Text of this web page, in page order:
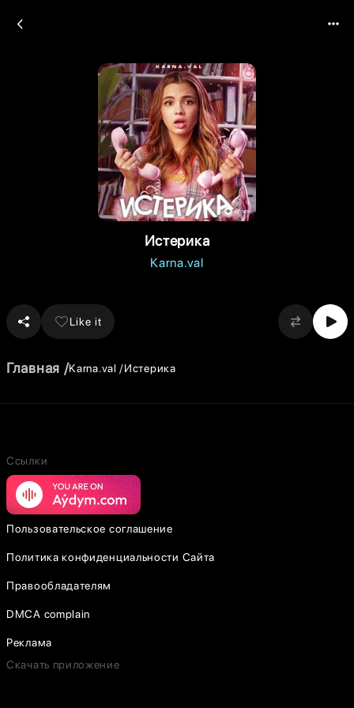
Истерика
Karna.val
Like it
Главная Karna.val Истерика
Ссылки
Пользовательское соглашение
Политика конфиденциальности Сайта
Правообладателям
DMCA complain
Реклама
Скачать приложение